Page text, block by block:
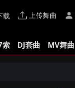
载 上传舞曲
索 DJ套曲 MV舞曲